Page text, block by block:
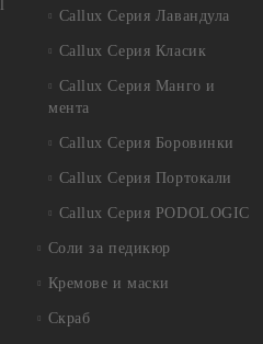
Callux Серия Лавандула
Callux Серия Класик
Callux Серия Манго и
мента
Callux Серия Боровинки
Callux Серия Портокали
Callux Серия PODOLOGIC
Соли за педикюр
Кремове и маски
Скраб